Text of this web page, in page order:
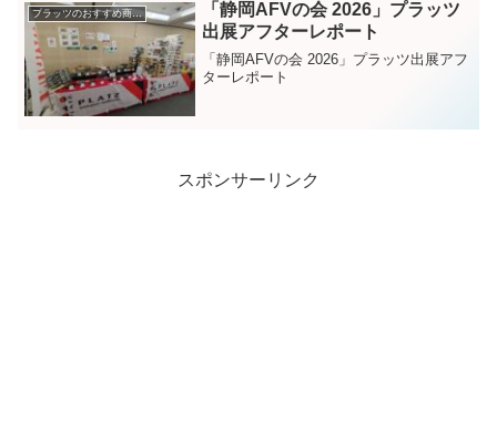
ち、よ〜く分かります！ 分かります
が、プラッツ/nunu製品に対して以下に記
すことを読めばそうした心に変化が生じ
ることまちがいなし、です。
プラッツのおすすめ商品紹介
「静岡AFVの会 2026」プラッツ
出展アフターレポート
「静岡AFVの会 2026」プラッツ出展アフ
ターレポート
スポンサーリンク